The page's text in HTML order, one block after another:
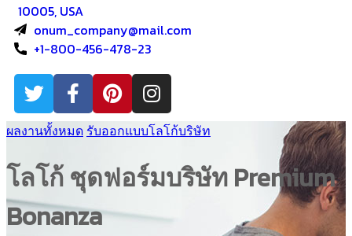
10005, USA
onum_company@mail.com
+1-800-456-478-23
ผลงานทั้งหมด รับออกแบบโลโก้บริษัท
โลโก้ ชุดฟอร์มบริษัท Premium
Bonanza